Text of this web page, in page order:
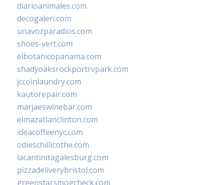
diarioanimales.com
decogaleri.com
unavozparadios.com
shoes-vert.com
elbotanicopanama.com
shadyoaksrockportrvpark.com
jccoinlaundry.com
kautorepair.com
marjaeswinebar.com
elmazatlanclinton.com
ideacoffeenyc.com
odieschillicothe.com
lacantinitagalesburg.com
pizzadeliverybristol.com
greenstarsmogcheck.com